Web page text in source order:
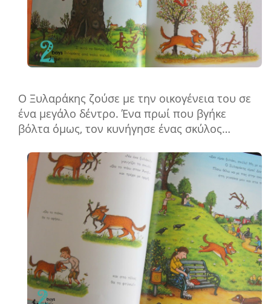
Ο Ξυλαράκης ζούσε με την οικογένεια του σε
ένα μεγάλο δέντρο. Ένα πρωί που βγήκε
βόλτα όμως, τον κυνήγησε ένας σκύλος…